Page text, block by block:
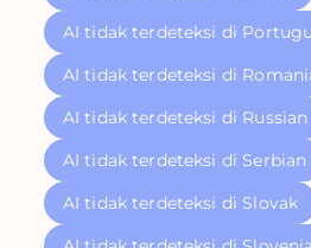
AI tidak terdeteksi di
AI tidak terdeteksi di
AI tidak terdeteksi di Russian
AI tidak terdeteksi di Serbian
AI tidak terdeteksi di Slovak